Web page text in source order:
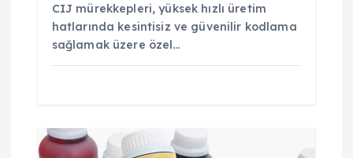
CIJ mürekkepleri, yüksek hızlı üretim
hatlarında kesintisiz ve güvenilir kodlama
sağlamak üzere özel…